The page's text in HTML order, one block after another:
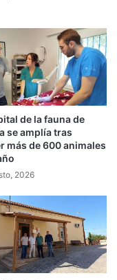
de la fauna de
se amplía tras
más de 600 animales
2026